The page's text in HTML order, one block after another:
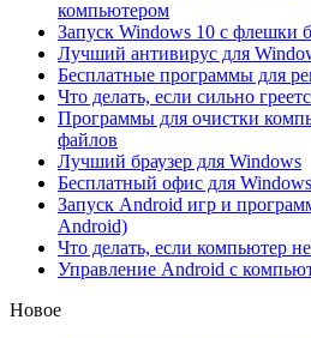
компьютером
Запуск Windows 10 с флешки
Лучший антивирус для
Бесплатные программы для
Что делать, если сильно
Программы для очистки
файлов
Лучший браузер для Windows
Бесплатный офис для Windows
Запуск Android игр и
Android)
Что делать, если компьютер
Управление Android с
Новое